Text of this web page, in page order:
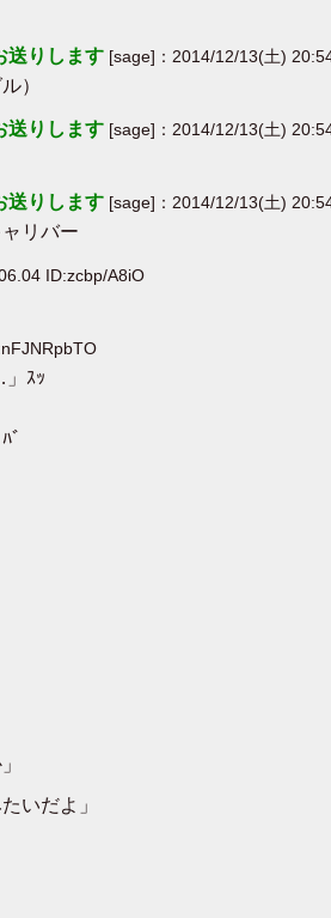
送りします [sage]：2014/12/13(土)
）
送りします [sage]：2014/12/13(土)
送りします [sage]：2014/12/13(土)
リバー
ID:zcbp/A8iO
ｽｯ
ﾞ
いだよ」